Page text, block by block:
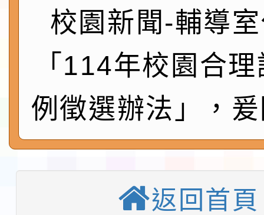
實施要點各1份
程
函轉國家通訊傳播委員
鎮韌性（防空）演習－
速演練執行計畫」
「115年金融知識線上
第3次招考代課鐘點教
告(不再辦理後續甄選)
檢送「桃園市115學年
賽實施要點」1份
程安排一案
「桃園市補助參觀特色
校園新聞-輔導
「114年校園合
例徵選辦法」，
返回首頁